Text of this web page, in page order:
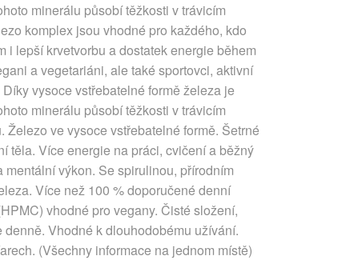
minerálu působí těžkosti v trávicím
komplex jsou vhodné pro každého, kdo
lepší krvetvorbu a dostatek energie během
a vegetariáni, ale také sportovci, aktivní
vysoce vstřebatelné formě železa je
minerálu působí těžkosti v trávicím
ve vysoce vstřebatelné formě. Šetrné
těla. Více energie na práci, cvičení a běžný
výkon. Se spirulinou, přírodním
Více než 100 % doporučené denní
vhodné pro vegany. Čisté složení,
Vhodné k dlouhodobému užívání.
(Všechny informace na jednom místě)